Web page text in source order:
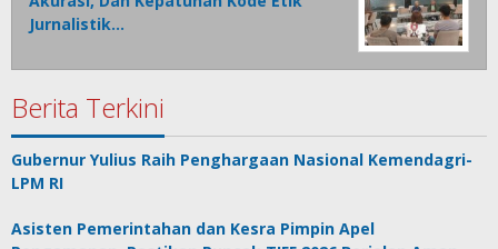
Jurnalistik…
Berita Terkini
Gubernur Yulius Raih Penghargaan Nasional Kemendagri-
LPM RI
Asisten Pemerintahan dan Kesra Pimpin Apel